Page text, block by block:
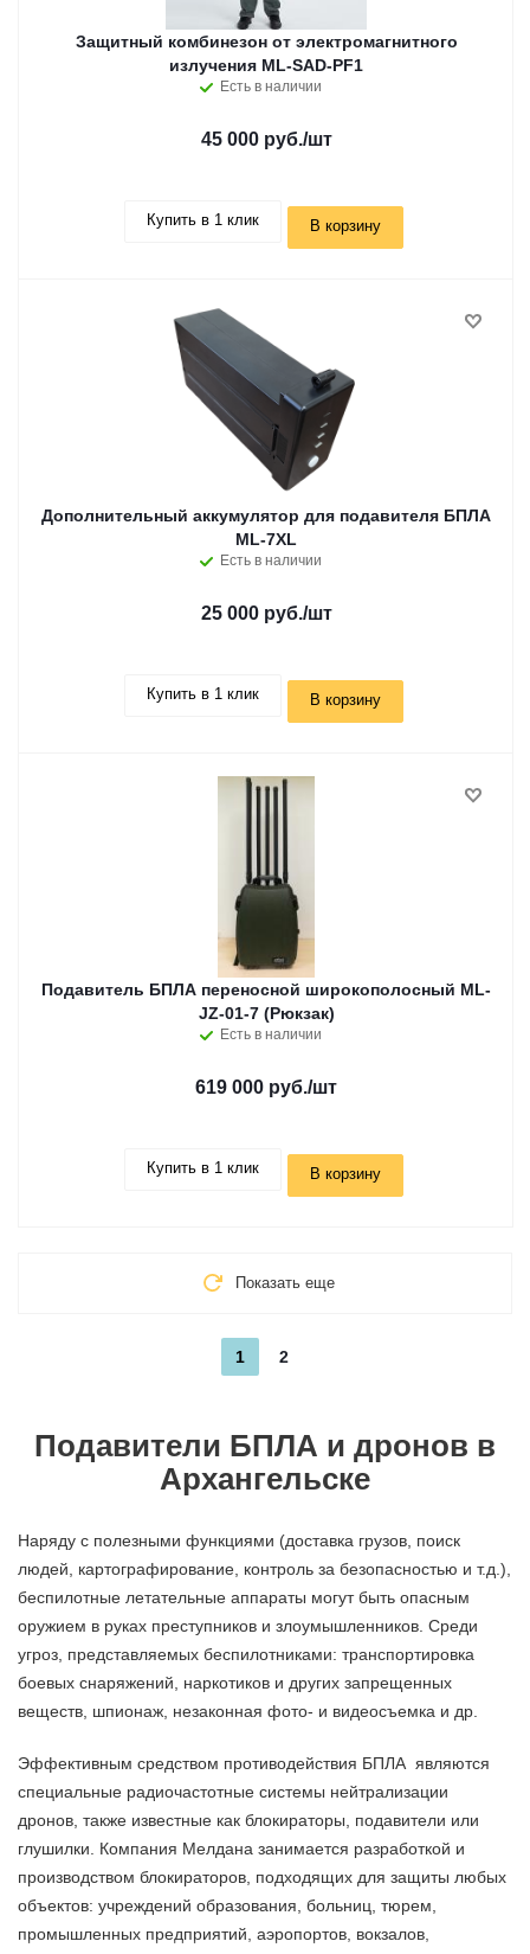
Защитный комбинезон от электромагнитного
излучения ML-SAD-PF1
Есть в наличии
45 000 руб./шт
Купить в 1 клик В корзину
Дополнительный аккумулятор для подавителя БПЛА
ML-7XL
Есть в наличии
25 000 руб./шт
Купить в 1 клик В корзину
Подавитель БПЛА переносной широкополосный ML-
JZ-01-7 (Рюкзак)
Есть в наличии
619 000 руб./шт
Купить в 1 клик В корзину
Показать еще
1 2
Подавители БПЛА и дронов в
Архангельске
Наряду с полезными функциями (доставка грузов, поиск
людей, картографирование, контроль за безопасностью и т.д.),
беспилотные летательные аппараты могут быть опасным
оружием в руках преступников и злоумышленников. Среди
угроз, представляемых беспилотниками: транспортировка
боевых снаряжений, наркотиков и других запрещенных
веществ, шпионаж, незаконная фото- и видеосъемка и др.
Эффективным средством противодействия БПЛА являются
специальные радиочастотные системы нейтрализации
дронов, также известные как блокираторы, подавители или
глушилки. Компания Мелдана занимается разработкой и
производством блокираторов, подходящих для защиты любых
объектов: учреждений образования, больниц, тюрем,
промышленных предприятий, аэропортов, вокзалов,